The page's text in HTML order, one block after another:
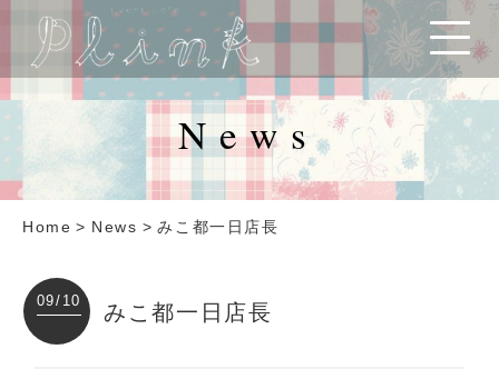
News
Home > News > みこ都一日店長
09/10 みこ都一日店長